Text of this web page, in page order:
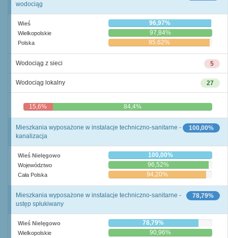
wodociąg
Wieś 96,97%
Wielkopolskie 97,84%
Polska 95,62%
5
Wodociąg z sieci
27
Wodociąg lokalny
15,6% 84,4%
100,00%
Mieszkania wyposażone w instalacje techniczno-sanitarne -
kanalizacja
Wieś Nielęgowo 100,00%
Województwo 96,52%
Cała Polska 94,20%
78,79%
Mieszkania wyposażone w instalacje techniczno-sanitarne -
ustęp spłukiwany
Wieś Nielęgowo 78,79%
Wielkopolskie 90,96%